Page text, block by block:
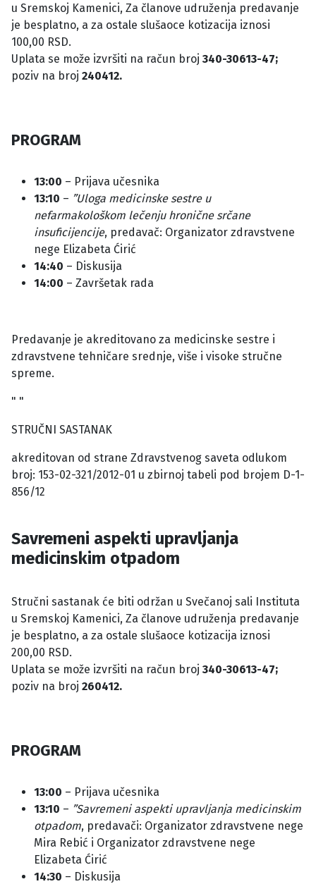
u Sremskoj Kamenici, Za članove udruženja predavanje
je besplatno, a za ostale slušaoce kotizacija iznosi
100,00 RSD.
Uplata se može izvršiti na račun broj 340-30613-47;
poziv na broj 240412.
PROGRAM
13:00 – Prijava učesnika
13:10 – ”Uloga medicinske sestre u
nefarmakološkom lečenju hronične srčane
insuficijencije, predavač: Organizator zdravstvene
nege Elizabeta Ćirić
14:40 – Diskusija
14:00 – Završetak rada
Predavanje je akreditovano za medicinske sestre i
zdravstvene tehničare srednje, više i visoke stručne
spreme.
" "
STRUČNI SASTANAK
akreditovan od strane Zdravstvenog saveta odlukom
broj: 153-02-321/2012-01 u zbirnoj tabeli pod brojem D-1-
856/12
Savremeni aspekti upravljanja
medicinskim otpadom
Stručni sastanak će biti održan u Svečanoj sali Instituta
u Sremskoj Kamenici, Za članove udruženja predavanje
je besplatno, a za ostale slušaoce kotizacija iznosi
200,00 RSD.
Uplata se može izvršiti na račun broj 340-30613-47;
poziv na broj 260412.
PROGRAM
13:00 – Prijava učesnika
13:10 – ”Savremeni aspekti upravljanja medicinskim
otpadom, predavači: Organizator zdravstvene nege
Mira Rebić i Organizator zdravstvene nege
Elizabeta Ćirić
14:30 – Diskusija